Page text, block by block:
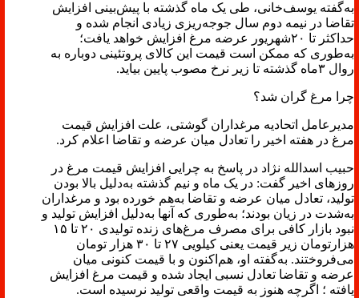
به‌گفته یوسف‌خانی، طی یک ماه گذشته با پیش‌بینی افزایش
تقاضا در نیمه دوم سال جوجه‌ریزی زیادی انجام شده و
حداکثر تا ۲۰شهریور عرضه مرغ افزایش خواهد یافت؛
به‌طوری که ممکن است قیمت این کالای پروتئینی دوباره به
روال ۳ماه گذشته تا زیر نرخ مصوب پایین بیاید.
چرا مرغ گران شد؟
مدیرعامل اتحادیه مرغداران گوشتی، علت افزایش قیمت
مرغ در هفته اخیر را تعادل میان عرضه و تقاضا اعلام کرد.
حبیب اسدالله نژاد در پاسخ به چرایی افزایش قیمت مرغ در
روزهای اخیر گفت: در یک ماه و نیم گذشته به‌دلیل بالا بودن
تولید، تعادل میان عرضه و تقاضا به‌هم خورده بود و مرغداران
به‌شدت در زیان بودند؛ به‌طوری که آنها به‌دلیل افزایش تولید و
نبود بازار کافی برای مصرف مرغ‌های زنده تولیدی ۲۰ تا ۱۵
هزارتومان زیر قیمت یعنی کیلویی ۲۷ تا ۳۰ هزار تومان
می‌فروختند. به‌گفته او، هم‌اکنون و با قیمت کنونی میان
عرضه و تقاضا تعادل نسبی ایجاد شده و قیمت مرغ افزایش
یافته ؛ اگرچه هنوز به قیمت واقعی تولید نرسیده است.